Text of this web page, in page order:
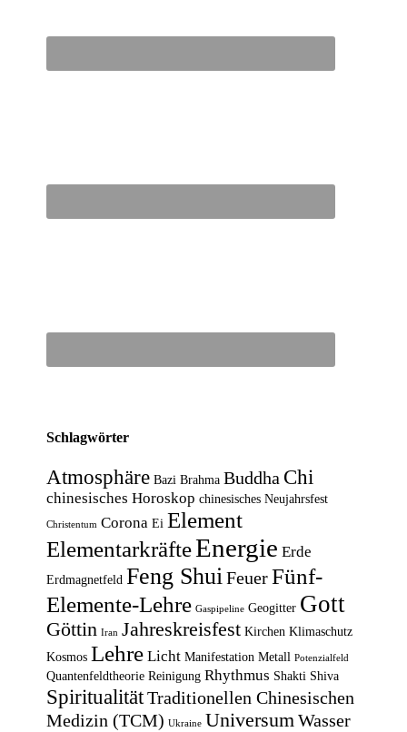
Schlagwörter
Atmosphäre Bazi Brahma Buddha Chi
chinesisches Horoskop chinesisches Neujahrsfest
Christentum Corona Ei Element
ElementarkräfteEnergie Erde
Erdmagnetfeld Feng Shui Feuer Fünf-
Elemente-Lehre Gaspipeline Geogitter Gott
Göttin Iran Jahreskreisfest Kirchen Klimaschutz
Kosmos Lehre Licht Manifestation Metall Potenzialfeld
Quantenfeldtheorie Reinigung Rhythmus Shakti Shiva
Spiritualität Traditionellen Chinesischen
Medizin (TCM) Ukraine Universum Wasser